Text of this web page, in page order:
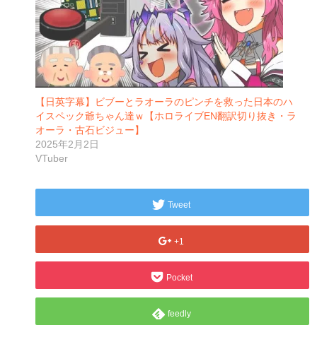
【日英字幕】ビブーとラオーラのピンチを救った日本のハ
イスペック爺ちゃん達ｗ【ホロライブEN翻訳切り抜き・ラ
オーラ・古石ビジュー】
2025年2月2日
VTuber
Tweet
+1
Pocket
feedly